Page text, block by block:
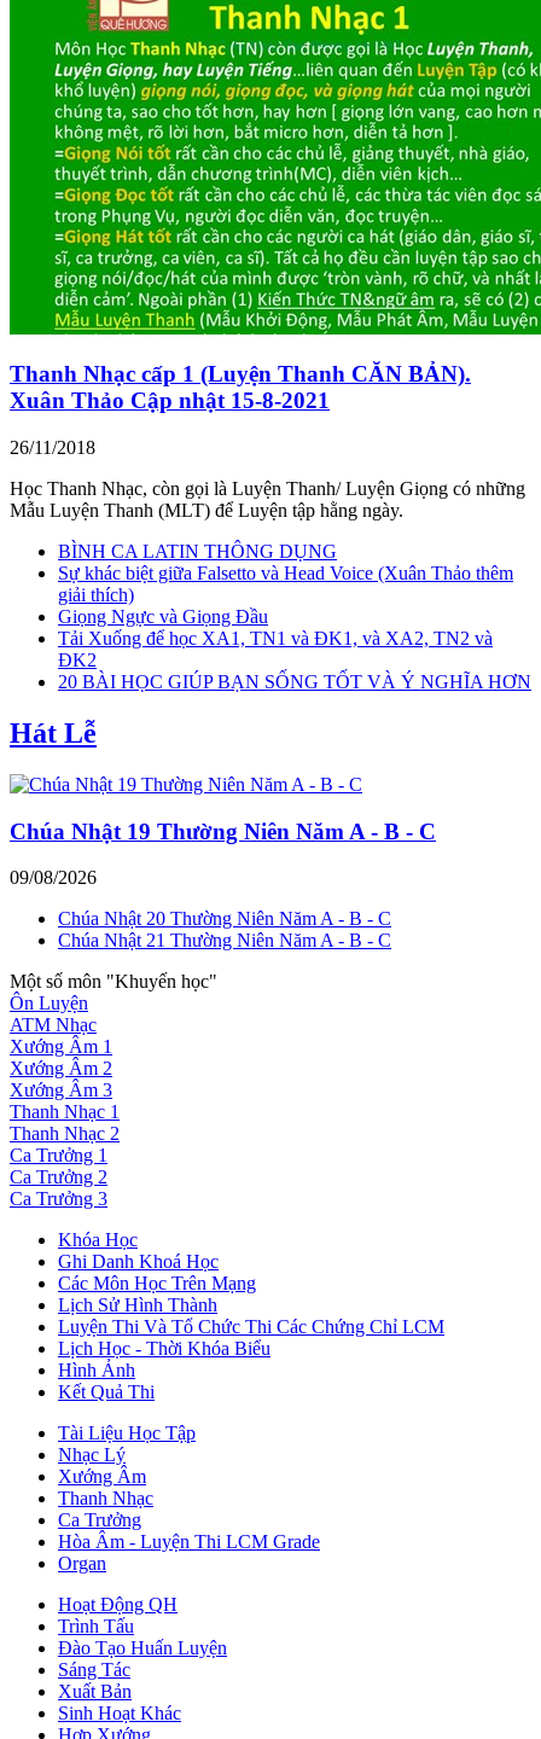
Thanh Nhạc cấp 1 (Luyện Thanh CĂN BẢN).
Xuân Thảo Cập nhật 15-8-2021
26/11/2018
Học Thanh Nhạc, còn gọi là Luyện Thanh/ Luyện Giọng có những
Mẫu Luyện Thanh (MLT) để Luyện tập hằng ngày.
BÌNH CA LATIN THÔNG DỤNG
Sự khác biệt giữa Falsetto và Head Voice (Xuân Thảo thêm
giải thích)
Giọng Ngực và Giọng Đầu
Tải Xuống để học XA1, TN1 và ĐK1, và XA2, TN2 và
ĐK2
20 BÀI HỌC GIÚP BẠN SỐNG TỐT VÀ Ý NGHĨA HƠN
Hát Lễ
Chúa Nhật 19 Thường Niên Năm A - B - C
09/08/2026
Chúa Nhật 20 Thường Niên Năm A - B - C
Chúa Nhật 21 Thường Niên Năm A - B - C
Một số môn "Khuyến học"
Ôn Luyện
ATM Nhạc
Xướng Âm 1
Xướng Âm 2
Xướng Âm 3
Thanh Nhạc 1
Thanh Nhạc 2
Ca Trưởng 1
Ca Trưởng 2
Ca Trưởng 3
Khóa Học
Ghi Danh Khoá Học
Các Môn Học Trên Mạng
Lịch Sử Hình Thành
Luyện Thi Và Tổ Chức Thi Các Chứng Chỉ LCM
Lịch Học - Thời Khóa Biểu
Hình Ảnh
Kết Quả Thi
Tài Liệu Học Tập
Nhạc Lý
Xướng Âm
Thanh Nhạc
Ca Trưởng
Hòa Âm - Luyện Thi LCM Grade
Organ
Hoạt Động QH
Trình Tấu
Đào Tạo Huấn Luyện
Sáng Tác
Xuất Bản
Sinh Hoạt Khác